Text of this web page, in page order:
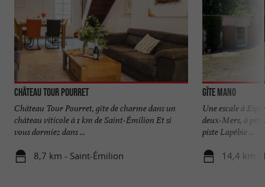
Château Tour Pourret
Château Tour Pourret, gîte de charme dans un
château viticole à 1 km de Saint-Émilion Et si
vous dormiez dans ...
8,7 km - Saint-Émilion
Gîte Mano
Une escale à
deux-Mers, à
piste Lapébie ...
14,4 km -